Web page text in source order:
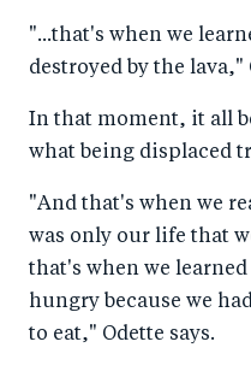
"...that's when we
destroyed by the lava,"
In that moment, it all
what being displaced
"And that's when we
was only our life that
that's when we
hungry because we
to eat," Odette says.